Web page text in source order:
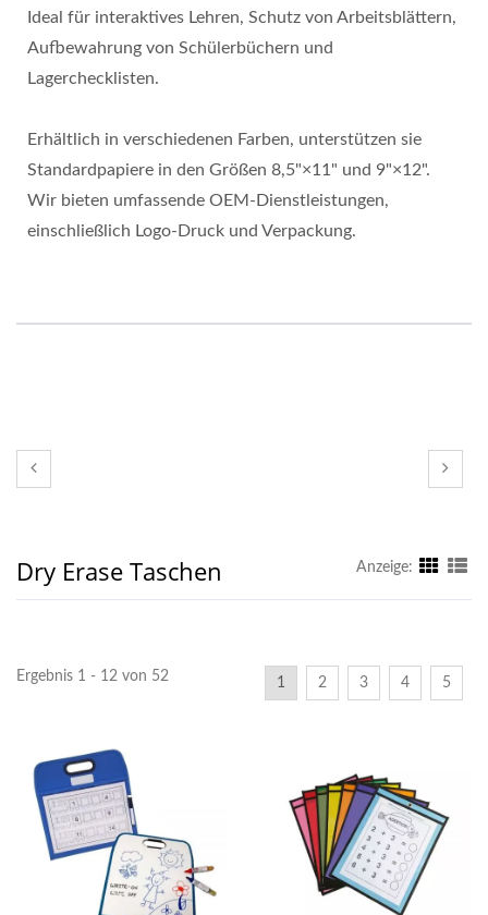
Ideal für interaktives Lehren, Schutz von Arbeitsblättern,
Aufbewahrung von Schülerbüchern und
Lagerchecklisten.
Erhältlich in verschiedenen Farben, unterstützen sie
Standardpapiere in den Größen 8,5"×11" und 9"×12".
Wir bieten umfassende OEM-Dienstleistungen,
einschließlich Logo-Druck und Verpackung.
Dry Erase Taschen Anzeige:
Ergebnis 1 - 12 von 52 1 2 3 4 5